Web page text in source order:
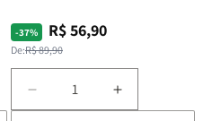
-37%
Preço
normal
De:R$ 89,90
Preço
promocional
R$ 56,90
Diminuir
a
Aumentar
a